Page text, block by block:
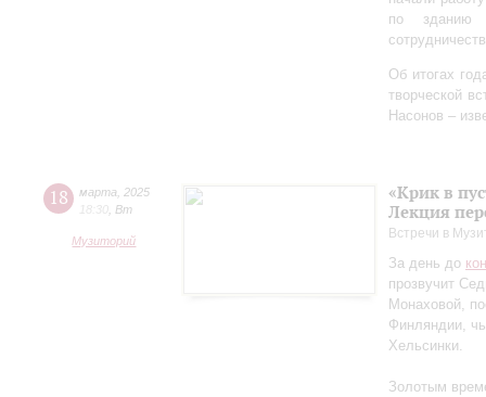
по зданию
Об итогах
творческой
Насонов –
18 марта
2025
18:30 Вт
Музиторий
«Крик в
Лекция
Встречи в
За день до
прозвучит
Монаховой,
Финляндии,
Хельсинки.
Золотым